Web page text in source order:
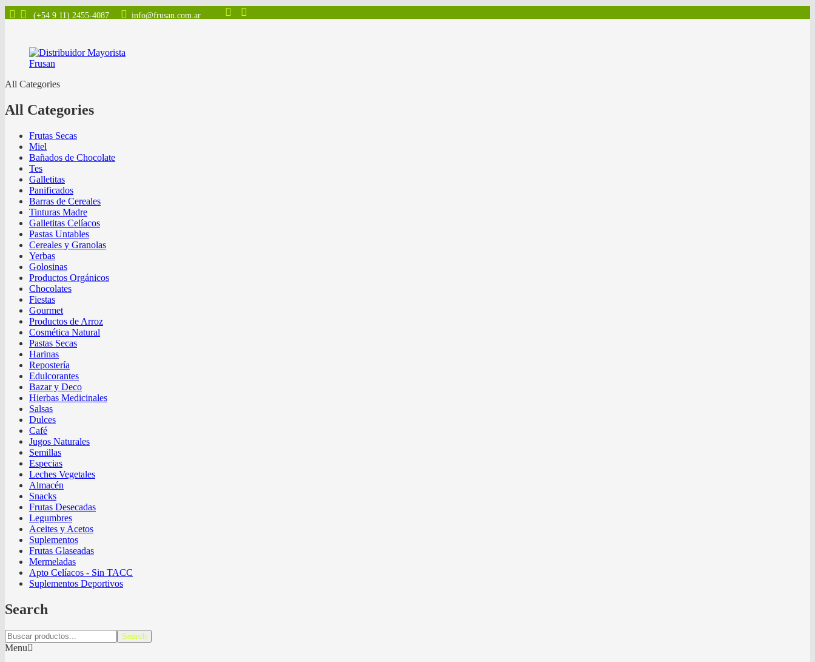
(+54 9 11) 2455-4087 info@frusan.com.ar
All Categories
All Categories
Frutas Secas
Miel
Bañados de Chocolate
Tes
Galletitas
Panificados
Barras de Cereales
Tinturas Madre
Galletitas Celíacos
Pastas Untables
Cereales y Granolas
Yerbas
Golosinas
Productos Orgánicos
Chocolates
Fiestas
Gourmet
Productos de Arroz
Cosmética Natural
Pastas Secas
Harinas
Repostería
Edulcorantes
Bazar y Deco
Hierbas Medicinales
Salsas
Dulces
Café
Jugos Naturales
Semillas
Especias
Leches Vegetales
Almacén
Snacks
Frutas Desecadas
Legumbres
Aceites y Acetos
Suplementos
Frutas Glaseadas
Mermeladas
Apto Celíacos - Sin TACC
Suplementos Deportivos
Search
Search
Menu